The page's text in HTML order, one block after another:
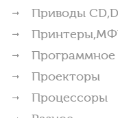
Приводы
Программное
Проекторы
Процессоры